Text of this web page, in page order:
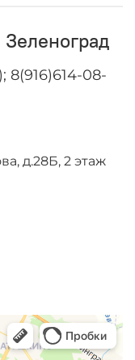
8(916)614-08-
д.28Б, 2 этаж